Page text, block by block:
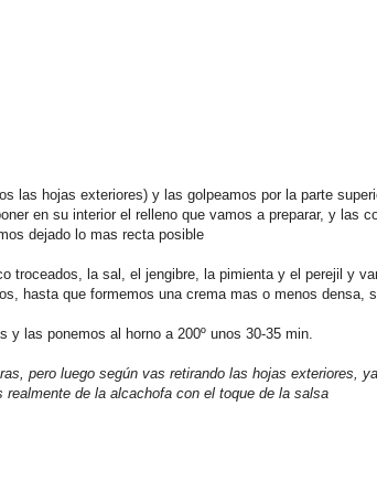
las hojas exteriores) y las golpeamos por la parte
en su interior el relleno que vamos a preparar, y las
dejado lo mas recta posible
troceados, la sal, el jengibre, la pimienta y el perejil y
hasta que formemos una crema mas o menos densa,
las ponemos al horno a 200º unos 30-35 min.
pero luego según vas retirando las hojas exteriores,
realmente de la alcachofa con el toque de la salsa